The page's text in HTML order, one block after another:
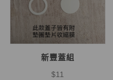
新豐蓋組
$11